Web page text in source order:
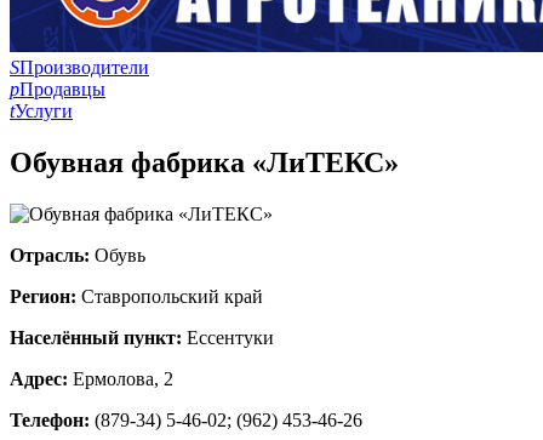
SПроизводители
pПродавцы
tУслуги
Обувная фабрика «ЛиТЕКС»
Отрасль: Обувь
Регион: Ставропольский край
Населённый пункт: Ессентуки
Адрес: Ермолова, 2
Телефон: (879-34) 5-46-02; (962) 453-46-26